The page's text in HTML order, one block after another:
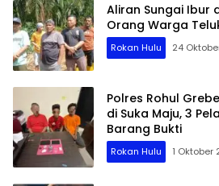
Aliran Sungai Ibur
Orang Warga
Rokan Hulu 24
Polres Rohul
di Suka Maju, 3
Barang Bukti
Rokan Hulu 1 Oktober